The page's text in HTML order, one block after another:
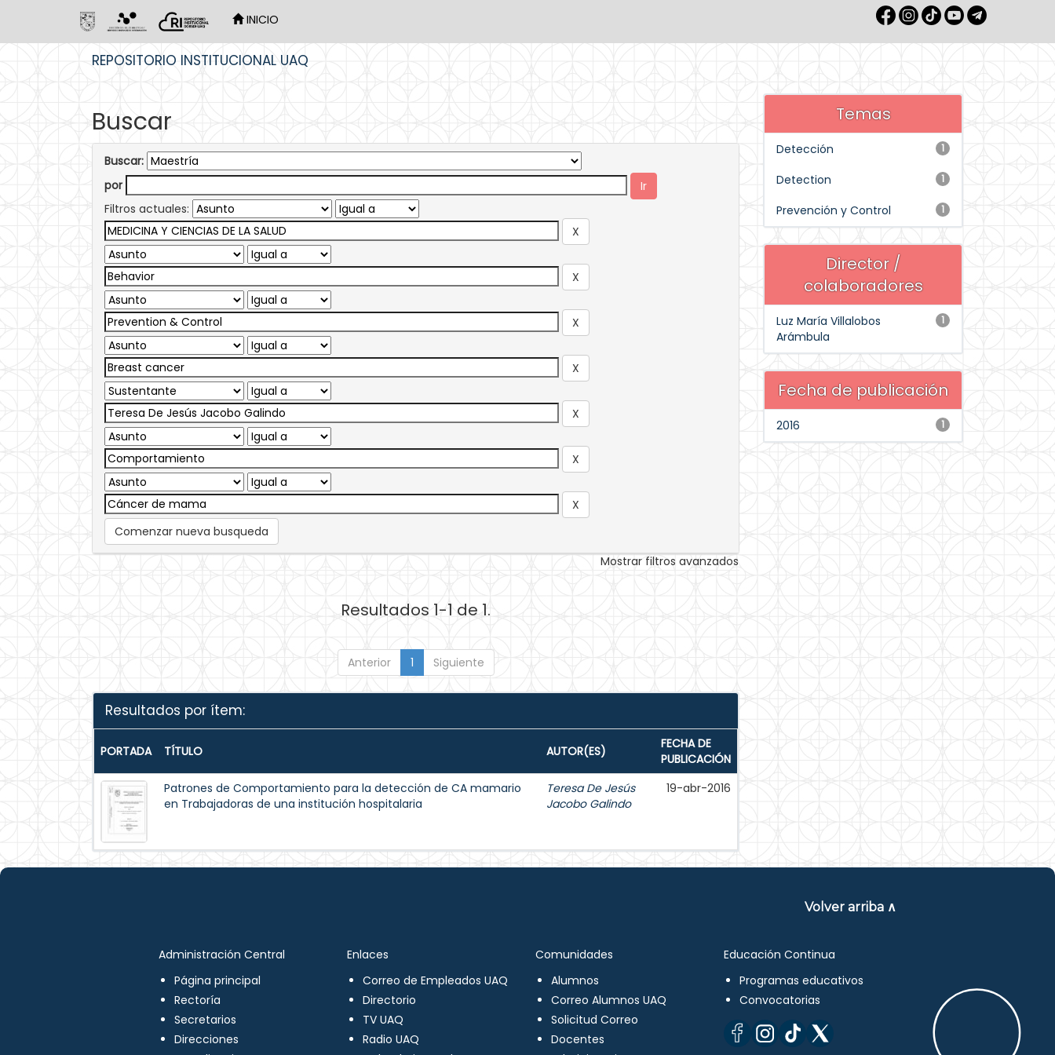
INICIO
REPOSITORIO INSTITUCIONAL UAQ
Buscar
Buscar:
por
Filtros actuales:
Comenzar nueva busqueda
Mostrar filtros avanzados
Resultados 1-1 de 1.
Anterior 1 Siguiente
Resultados por ítem:
PORTADA TÍTULO AUTOR(ES)
FECHA DE
PUBLICACIÓN
Patrones de Comportamiento para la detección de CA mamario
en Trabajadoras de una institución hospitalaria
Teresa De Jesús
Jacobo Galindo
19-abr-2016
Temas
1
Detección
1
Detection
1
Prevención y Control
Director /
colaboradores
1
Luz María Villalobos
Arámbula
Fecha de publicación
1
2016
Volver arriba ∧
Administración Central
Página principal
Rectoría
Secretarios
Direcciones
Enlaces
Correo de Empleados UAQ
Directorio
TV UAQ
Radio UAQ
Comunidades
Alumnos
Correo Alumnos UAQ
Solicitud Correo
Docentes
Educación Continua
Programas educativos
Convocatorias